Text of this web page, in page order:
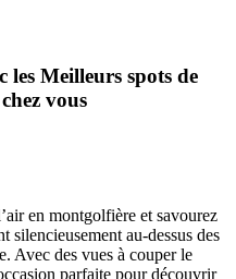
les Meilleurs spots de
vous
en montgolfière et savourez
silencieusement au-dessus des
Avec des vues à couper le
parfaite pour découvrir